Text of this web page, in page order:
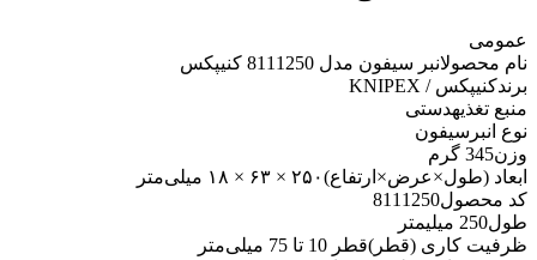
عمومی
نام محصولانبر سیفون مدل 8111250 کنیپکس
برندکنیپکس / KNIPEX
منبع تغذیهدستی
نوع انبر سیفون
وزن345 گرم
ابعاد (طول×عرض×ارتفاع)۲۵۰ × ۶۳ × ۱۸ میلی‌متر
کد محصول8111250
طول250 میلیمتر
ظرفیت کاری (قطر)قطر 10 تا 75 میلی‌متر